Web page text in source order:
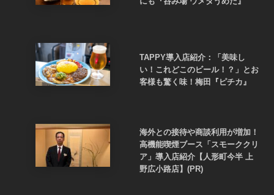
TAPPY導入店紹介：「美味し
い！これどこのビール！？」とお
客様も驚く味！梅田『ピチカ』
海外との接待や商談利用が増加！
高機能喫煙ブース「スモーククリ
ア」導入店紹介【人形町今半 上
野広小路店】(PR)